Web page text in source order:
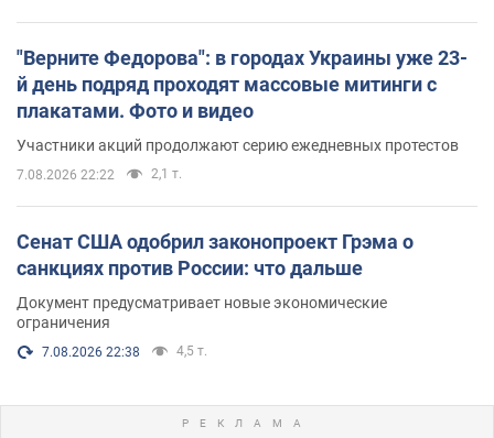
"Верните Федорова": в городах Украины уже 23-
й день подряд проходят массовые митинги с
плакатами. Фото и видео
Участники акций продолжают серию ежедневных протестов
7.08.2026 22:22 2,1 т.
Сенат США одобрил законопроект Грэма о
санкциях против России: что дальше
Документ предусматривает новые экономические
ограничения
7.08.2026 22:38 4,5 т.